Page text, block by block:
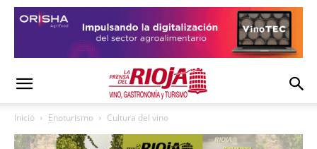
Inicio Enoturismo Cultura del vino